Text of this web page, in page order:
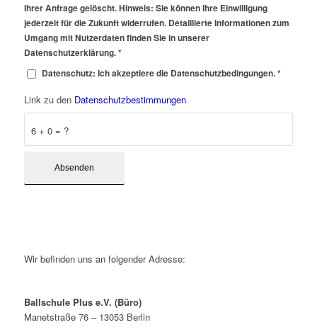
Ihrer Anfrage gelöscht. Hinweis: Sie können Ihre Einwilligung
jederzeit für die Zukunft widerrufen. Detaillierte Informationen zum
Umgang mit Nutzerdaten finden Sie in unserer
Datenschutzerklärung.*
Datenschutz: Ich akzeptiere die Datenschutzbedingungen.*
Link zu den Datenschutzbestimmungen
6 + 0 = ?
Wir befinden uns an folgender Adresse:
Ballschule Plus e.V. (Büro)
Manetstraße 76 – 13053 Berlin